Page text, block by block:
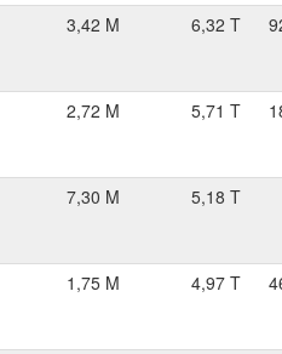
3,42 M 6,32 T
2,72 M 5,71 T
7,30 M 5,18 T
1,75 M 4,97 T